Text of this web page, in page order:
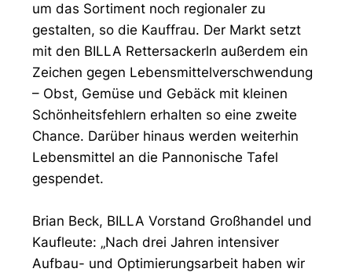
um das Sortiment noch regionaler zu
gestalten, so die Kauffrau. Der Markt setzt
mit den BILLA Rettersackerln außerdem ein
Zeichen gegen Lebensmittelverschwendung
– Obst, Gemüse und Gebäck mit kleinen
Schönheitsfehlern erhalten so eine zweite
Chance. Darüber hinaus werden weiterhin
Lebensmittel an die Pannonische Tafel
gespendet.
Brian Beck, BILLA Vorstand Großhandel und
Kaufleute: „Nach drei Jahren intensiver
Aufbau- und Optimierungsarbeit haben wir